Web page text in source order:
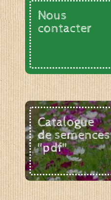
Nous
contacter
Catalogue
de semences
"pdf"